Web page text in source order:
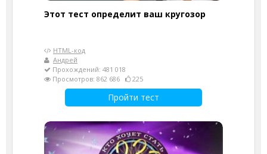
Этот тест определит ваш кругозор
HTML-код
Андрей
Прохождений: 481 018
Просмотров: 862 686
225
Пройти тест